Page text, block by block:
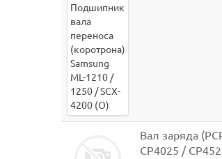
Вал заряда
CP4025 /